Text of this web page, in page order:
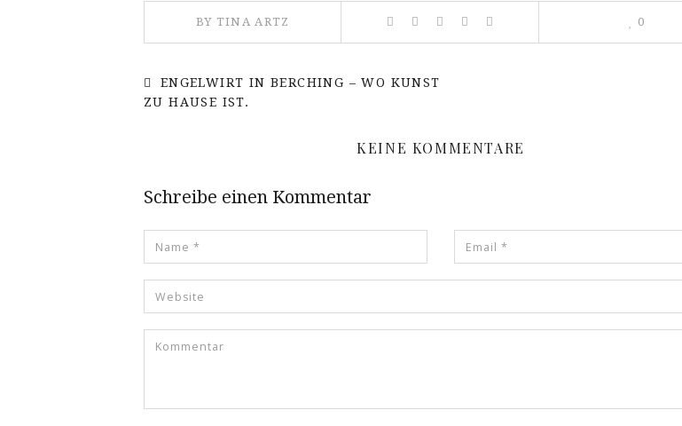
BY TINA ARTZ 0
ENGELWIRT IN BERCHING – WO KUNST
ZU HAUSE IST.
KEINE KOMMENTARE
Schreibe einen Kommentar